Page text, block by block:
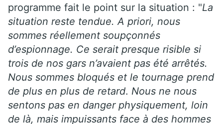
programme fait le point sur la situation : "La
situation reste tendue. A priori, nous
sommes réellement soupçonnés
d’espionnage. Ce serait presque risible si
trois de nos gars n’avaient pas été arrêtés.
Nous sommes bloqués et le tournage prend
de plus en plus de retard. Nous ne nous
sentons pas en danger physiquement, loin
de là, mais impuissants face à des hommes